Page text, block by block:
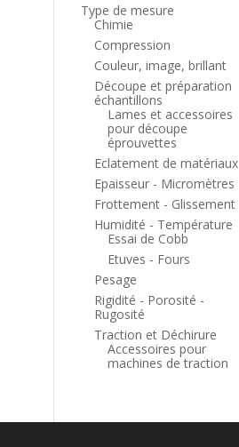
Type de mesure
Chimie
Compression
Couleur, image, brillant
Découpe et préparation
échantillons
Lames et accessoires
pour découpe
éprouvettes
Eclatement de matériaux
Epaisseur - Micromètres
Frottement - Glissement
Humidité - Température
Essai de Cobb
Etuves - Fours
Pesage
Rigidité - Porosité -
Rugosité
Traction et Déchirure
Accessoires pour
machines de traction